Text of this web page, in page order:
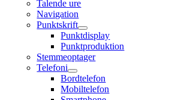
Talende ure
Navigation
Punktskrift
Punktdisplay
Punktproduktion
Stemmeoptager
Telefoni
Bordtelefon
Mobiltelefon